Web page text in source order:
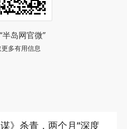
半岛网官微”
多有用信息
》杀青，两个月“深度